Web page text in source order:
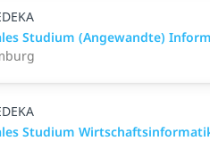
Studium (Angewandte)
Studium